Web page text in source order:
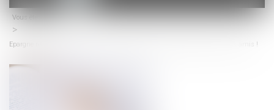
menu
Vous êtes ici :
Epargne retraite et communauté conjugale : les bons comptes font les bons amis !